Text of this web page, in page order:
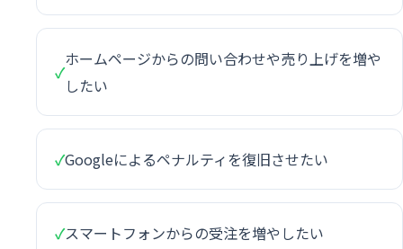
✓
ホームページからの問い合わせや売り上げを増や
したい
✓Googleによるペナルティを復旧させたい
✓スマートフォンからの受注を増やしたい